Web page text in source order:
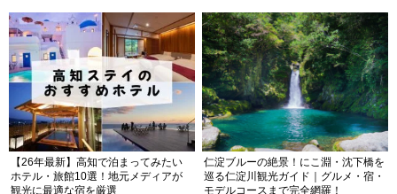
【26年最新】高知で泊まってみたい
ホテル・旅館10選！地元メディアが
観光に最適な宿を厳選
仁淀ブルーの絶景！にこ淵・沈下橋を
巡る仁淀川観光ガイド｜グルメ・宿・
モデルコースまで完全網羅！